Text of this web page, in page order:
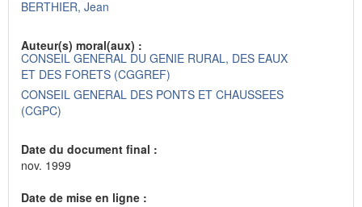
BERTHIER, Jean
Auteur(s) moral(aux) :
CONSEIL GENERAL DU GENIE RURAL, DES EAUX
ET DES FORETS (CGGREF)
CONSEIL GENERAL DES PONTS ET CHAUSSEES
(CGPC)
Date du document final :
nov. 1999
Date de mise en ligne :